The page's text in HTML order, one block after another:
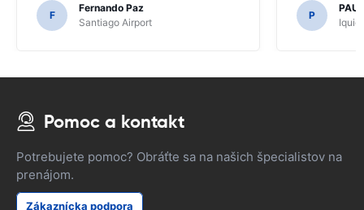
F
Fernando Paz
Santiago Airport
P
Pomoc a kontakt
Potrebujete pomoc? Obráťte sa na našich špecialistov na
prenájom.
Zákaznícka podpora